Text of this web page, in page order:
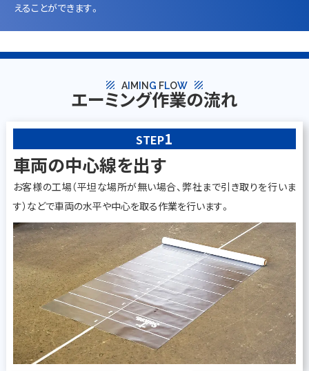
えることができます。
texture AI M N G FLOW texture
エーミング作業の流れ
STEP1
車両の中心線を出す
お客様の工場（平坦な場所が無い場合、弊社まで引き取りを行いま
す）などで車両の水平や中心を取る作業を行います。